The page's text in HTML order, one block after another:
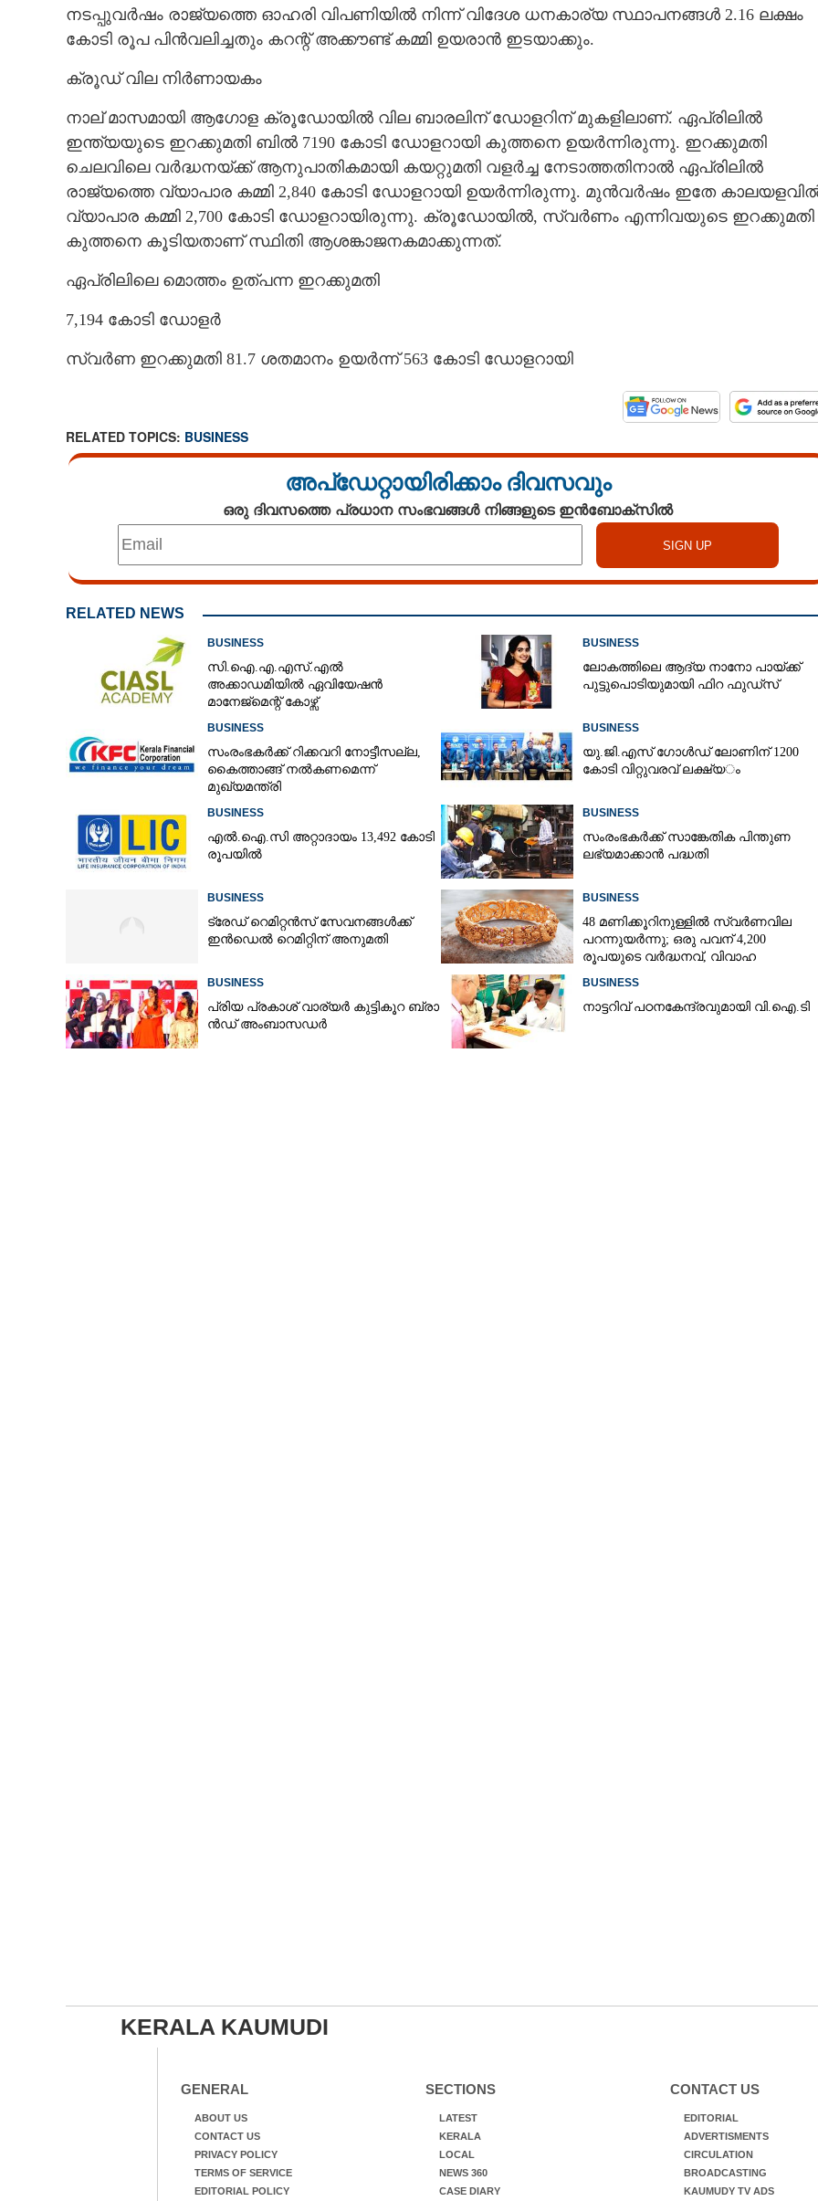
നടപ്പുവർഷം രാജ്യത്തെ ഓഹരി വിപണിയിൽ നിന്ന് വിദേശ ധനകാര്യ സ്ഥാപനങ്ങൾ 2.16 ലക്ഷം
കോടി രൂപ പിൻവലിച്ചതും കറന്റ് അക്കൗണ്ട് കമ്മി ഉയരാൻ ഇടയാക്കും.
ക്രൂഡ് വില നിർണായകം
നാല് മാസമായി ആഗോള ക്രൂഡോയിൽ വില ബാരലിന് ഡോളറിന് മുകളിലാണ്. ഏപ്രിലിൽ
ഇന്ത്യയുടെ ഇറക്കുമതി ബിൽ 7190 കോടി ഡോളറായി കുത്തനെ ഉയർന്നിരുന്നു. ഇറക്കുമതി
ചെലവിലെ വർദ്ധനയ്ക്ക് ആനുപാതികമായി കയറ്റുമതി വളർച്ച നേടാത്തതിനാൽ ഏപ്രിലിൽ
രാജ്യത്തെ വ്യാപാര കമ്മി 2,840 കോടി ഡോളറായി ഉയർന്നിരുന്നു. മുൻവർഷം ഇതേ
വ്യാപാര കമ്മി 2,700 കോടി ഡോളറായിരുന്നു. ക്രൂഡോയിൽ, സ്വർണം എന്നിവയുടെ ഇറക്കുമതി
കുത്തനെ കൂടിയതാണ് സ്ഥിതി ആശങ്കാജനകമാക്കുന്നത്.
ഏപ്രിലിലെ മൊത്തം ഉത്പന്ന ഇറക്കുമതി
7,194 കോടി ഡോളർ
സ്വർണ ഇറക്കുമതി 81.7 ശതമാനം ഉയർന്ന് 563 കോടി ഡോളറായി
RELATED TOPICS: BUSINESS
അപ്ഡേറ്റായിരിക്കാം ദിവസവും
ഒരു ദിവസത്തെ പ്രധാന സംഭവങ്ങൾ നിങ്ങളുടെ ഇൻബോക്സിൽ
RELATED NEWS
BUSINESS
സി.ഐ.എ.എസ്.എൽ
അക്കാഡമിയിൽ ഏവിയേഷൻ
മാനേജ്മെന്റ് കോഴ്സ്
BUSINESS
ലോകത്തിലെ ആദ്യ നാനോ പായ്ക്ക്
പുട്ടുപൊടിയുമായി ഫിറ ഫുഡ്‌സ്
BUSINESS
സംരംഭകർക്ക് റിക്കവറി നോട്ടീസല്ല,
കൈത്താങ്ങ് നൽകണമെന്ന്
മുഖ്യമന്ത്രി
BUSINESS
യു.​ജി.​എ​സ് ​ഗോ​ൾ​ഡ് ​ലോണിന് 1200​ ​
കോ​ടി​ ​വി​റ്റു​വ​ര​വ് ​ല​ക്ഷ്യ​ം
BUSINESS
എൽ.ഐ.സി അറ്റാദായം 13,492 കോടി
രൂപയിൽ
BUSINESS
സംരംഭകർക്ക് സാങ്കേതിക പിന്തുണ
ലഭ്യമാക്കാൻ പദ്ധതി
BUSINESS
ട്രേഡ് റെമിറ്റൻസ് സേവനങ്ങൾക്ക്
ഇൻഡെൽ റെമിറ്റിന് അനുമതി
BUSINESS
48 മണിക്കൂറിനുള്ളിൽ സ്വർണവില
പറന്നുയർന്നു; ഒരു പവന് 4,200
രൂപയുടെ വർദ്ധനവ്, വിവാഹ
BUSINESS
പ്രി​യ​ ​പ്ര​കാ​ശ് ​വാ​ര്യർ കു​ട്ടി​കൂ​റ​ ​ ബ്രാ​
ൻ​ഡ് ​അം​ബാ​സ​ഡ​ർ
BUSINESS
നാ​ട്ട​റി​വ് ​പ​ഠ​ന​കേ​ന്ദ്ര​വു​മാ​യി​ ​വി.​ഐ.​ടി
KERALA KAUMUDI
GENERAL
ABOUT US
CONTACT US
PRIVACY POLICY
TERMS OF SERVICE
EDITORIAL POLICY
SECTIONS
LATEST
KERALA
LOCAL
NEWS 360
CASE DIARY
CONTACT US
EDITORIAL
ADVERTISMENTS
CIRCULATION
BROADCASTING
KAUMUDY TV ADS
കറന്റ് അക്കൗണ്ട് കമ്മി കുതിച്ചുയർന്നേക്കും
Share this link